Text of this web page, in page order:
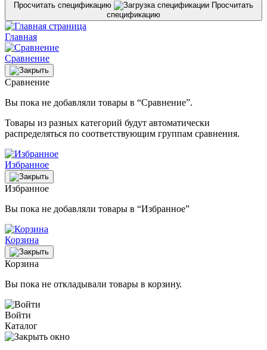
Просчитать спецификацию
Просчитать
спецификацию
Главная
Сравнение
Сравнение
Вы пока не добавляли товары в “Сравнение”.
Товары из разных категорий будут автоматически
распределяться по соответствующим группам сравнения.
Избранное
Избранное
Вы пока не добавляли товары в “Избранное”
Корзина
Корзина
Вы пока не откладывали товары в корзину.
Войти
Каталог